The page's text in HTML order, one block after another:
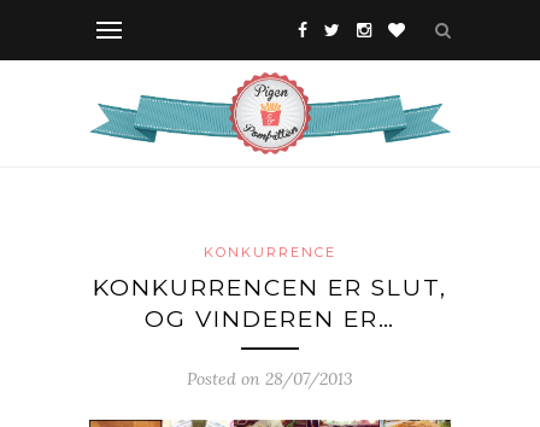
KONKURRENCE
KONKURRENCEN ER SLUT,
OG VINDEREN ER…
Posted on 28/07/2013